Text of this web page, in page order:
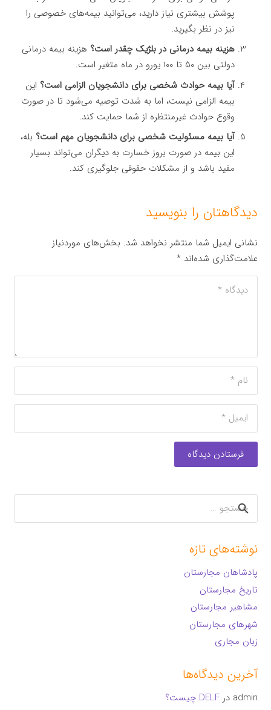
پوشش بیشتری نیاز دارید، می‌توانید بیمه‌های خصوصی را
نیز در نظر بگیرید.
هزینه بیمه درمانی در بلژیک چقدر است؟ هزینه بیمه درمانی
دولتی بین ۵۰ تا ۱۰۰ یورو در ماه متغیر است.
آیا بیمه حوادث شخصی برای دانشجویان الزامی است؟ این
بیمه الزامی نیست، اما به شدت توصیه می‌شود تا در صورت
وقوع حوادث غیرمنتظره از شما حمایت کند.
آیا بیمه مسئولیت شخصی برای دانشجویان مهم است؟ بله،
این بیمه در صورت بروز خسارت به دیگران می‌تواند بسیار
مفید باشد و از مشکلات حقوقی جلوگیری کند.
دیدگاهتان را بنویسید
نشانی ایمیل شما منتشر نخواهد شد. بخش‌های موردنیاز
علامت‌گذاری شده‌اند*
فرستادن دیدگاه
جستجو
برای:
نوشته‌های تازه
پادشاهان مجارستان
تاریخ مجارستان
مشاهیر مجارستان
شهرهای مجارستان
زبان مجاری
آخرین دیدگاه‌ها
admin درDELF چیست؟